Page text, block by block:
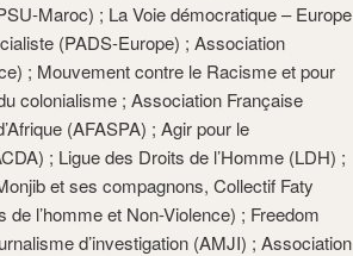
Maroc) ; La Voie démocratique – Europe
(PADS-Europe) ; Association
; Mouvement contre le Racisme et pour
colonialisme ; Association Française
(AFASPA) ; Agir pour le
; Ligue des Droits de l’Homme (LDH) ;
et ses compagnons, Collectif Faty
l’homme et Non-Violence) ; Freedom
d’investigation (AMJI) ; Association